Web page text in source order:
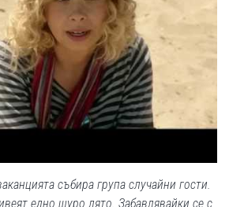
събира група случайни гости.
едно щуро лято. Забавлявайки се с